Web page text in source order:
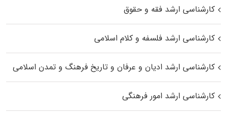
کارشناسی ارشد فقه و حقوق
کارشناسی ارشد فلسفه و کلام اسلامی
کارشناسی ارشد ادیان و عرفان و تاریخ فرهنگ و تمدن اسلامی
کارشناسی ارشد امور فرهنگی